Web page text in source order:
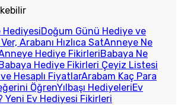
HediyesiDoğum Günü Hediye ve
Arabanı Hızlıca SatAnneye Ne
Hediye FikirleriBabaya Ne
Hediye Fikirleri Çeyiz Listesi
Hesaplı FiyatlarArabam Kaç Para
ÖğrenYılbaşı HediyeleriEv
Yeni Ev Hediyesi Fikirleri